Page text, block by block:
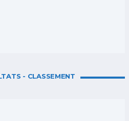
- CLASSEMENT